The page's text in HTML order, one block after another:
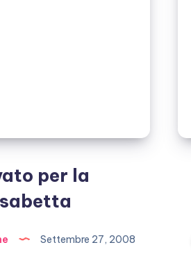
per la
Settembre 27, 2008